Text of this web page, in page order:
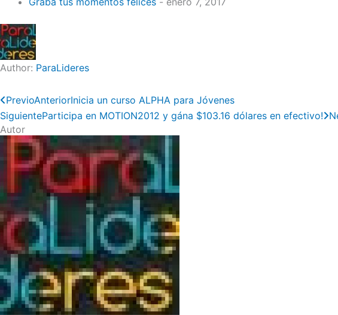
Author: ParaLideres
PrevioAnteriorInicia un curso ALPHA para Jóvenes
SiguienteParticipa en MOTION2012 y gána $103.16 dólares en efectivo!
Autor